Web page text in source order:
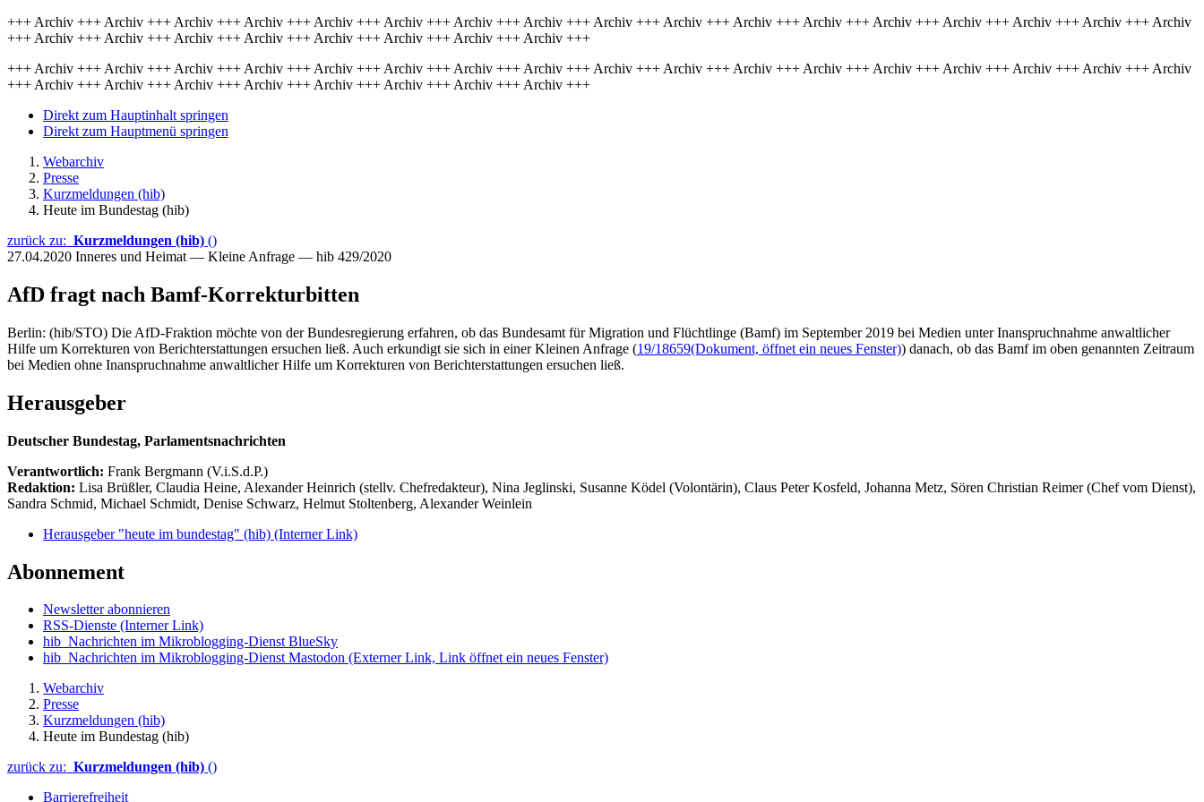
+++ Archiv +++ Archiv +++ Archiv +++ Archiv +++ Archiv +++ Archiv +++ Archiv +++ Archiv +++ Archiv +++ Archiv +++ Archiv +++ Archiv +++ Archiv +++ Archiv +++ Archiv +++ Archiv +++ Archiv
+++ Archiv +++ Archiv +++ Archiv +++ Archiv +++ Archiv +++ Archiv +++ Archiv +++ Archiv +++
+++ Archiv +++ Archiv +++ Archiv +++ Archiv +++ Archiv +++ Archiv +++ Archiv +++ Archiv +++ Archiv +++ Archiv +++ Archiv +++ Archiv +++ Archiv +++ Archiv +++ Archiv +++ Archiv +++ Archiv
+++ Archiv +++ Archiv +++ Archiv +++ Archiv +++ Archiv +++ Archiv +++ Archiv +++ Archiv +++
Direkt zum Hauptinhalt springen
Direkt zum Hauptmenü springen
Webarchiv
Presse
Kurzmeldungen (hib)
Heute im Bundestag (hib)
zurück zu: Kurzmeldungen (hib) ()
27.04.2020 Inneres und Heimat — Kleine Anfrage — hib 429/2020
AfD fragt nach Bamf-Korrekturbitten
Berlin: (hib/STO) Die AfD-Fraktion möchte von der Bundesregierung erfahren, ob das Bundesamt für Migration und Flüchtlinge (Bamf) im September 2019 bei Medien unter Inanspruchnahme anwaltlicher
Hilfe um Korrekturen von Berichterstattungen ersuchen ließ. Auch erkundigt sie sich in einer Kleinen Anfrage (19/18659(Dokument, öffnet ein neues Fenster)) danach, ob das Bamf im oben genannten Zeitraum
bei Medien ohne Inanspruchnahme anwaltlicher Hilfe um Korrekturen von Berichterstattungen ersuchen ließ.
Herausgeber
Deutscher Bundestag, Parlamentsnachrichten
Verantwortlich: Frank Bergmann (V.i.S.d.P.)
Redaktion: Lisa Brüßler, Claudia Heine, Alexander Heinrich (stellv. Chefredakteur), Nina Jeglinski, Susanne Ködel (Volontärin), Claus Peter Kosfeld, Johanna Metz, Sören Christian Reimer (Chef vom Dienst),
Sandra Schmid, Michael Schmidt, Denise Schwarz, Helmut Stoltenberg, Alexander Weinlein
Herausgeber "heute im bundestag" (hib) (Interner Link)
Abonnement
Newsletter abonnieren
RSS-Dienste (Interner Link)
hib_Nachrichten im Mikroblogging-Dienst BlueSky
hib_Nachrichten im Mikroblogging-Dienst Mastodon (Externer Link, Link öffnet ein neues Fenster)
Webarchiv
Presse
Kurzmeldungen (hib)
Heute im Bundestag (hib)
zurück zu: Kurzmeldungen (hib) ()
Barrierefreiheit